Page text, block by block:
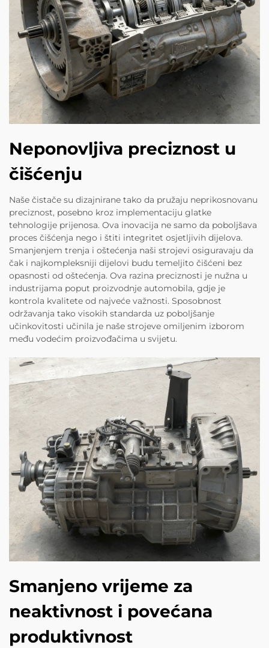
Neponovljiva preciznost u
čišćenju
Naše čistače su dizajnirane tako da pružaju neprikosnovanu
preciznost, posebno kroz implementaciju glatke
tehnologije prijenosa. Ova inovacija ne samo da poboljšava
proces čišćenja nego i štiti integritet osjetljivih dijelova.
Smanjenjem trenja i oštećenja naši strojevi osiguravaju da
čak i najkompleksniji dijelovi budu temeljito čišćeni bez
opasnosti od oštećenja. Ova razina preciznosti je nužna u
industrijama poput proizvodnje automobila, gdje je
kontrola kvalitete od najveće važnosti. Sposobnost
održavanja tako visokih standarda uz poboljšanje
učinkovitosti učinila je naše strojeve omiljenim izborom
među vodećim proizvođačima u svijetu.
Smanjeno vrijeme za
neaktivnost i povećana
produktivnost